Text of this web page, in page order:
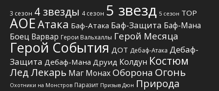
3 сезон 4 звезды 4 сезон 5 звезд 5 сезон TOP
АОЕАтака Баф-Атака Баф-Защита Баф-Мана
Боец Варвар Герои Вальхаллы Герой Месяца
Герой События ДОТ Дебаф-Атака Дебаф-
Защита Дебаф-Мана Друид Колдун Костюм
ЛедЛекарь Маг Монах Оборона Огонь
Охотники на Монстров Паразит Призыв Дюн Природа